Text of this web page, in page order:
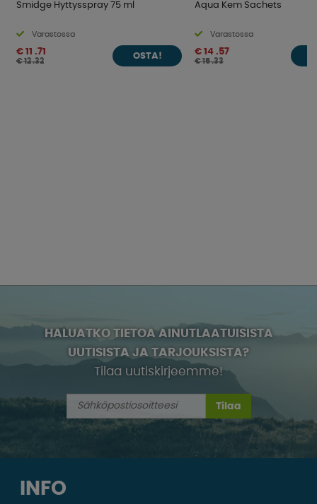
Smidge Hyttysspray 75 ml
Varastossa
€ 11 .71
€ 12 .32
OSTA!
Aqua Kem Sachets
Varastossa
€ 14 .57
€ 15 .33
HALUATKO TIETOA AINUTLAATUISISTA
UUTISISTA JA TARJOUKSISTA?
Tilaa uutiskirjeemme!
Tilaa
INFO